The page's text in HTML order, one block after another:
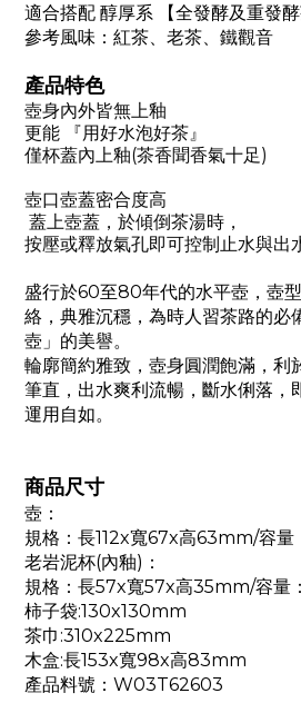
適合搭配 醇厚系 【全發酵及重發酵
參考風味：紅茶、老茶、鐵觀音
產品特色
壺身內外皆無上釉
更能 『用好水泡好茶』
僅杯蓋內上釉(茶香聞香氣十足)
壺口壺蓋密合度高
蓋上壺蓋，於傾倒茶湯時，
按壓或釋放氣孔即可控制止水與出
盛行於60至80年代的水平壺，壺
絡，典雅沉穩，為時人習茶路的必
壺」的美譽。
輪廓簡約雅致，壺身圓潤飽滿，利
筆直，出水爽利流暢，斷水俐落，
運用自如。
商品尺寸
壺：
規格：長112x寬67x高63mm/容
老岩泥杯(內釉)：
規格：長57x寬57x高35mm/容量
柿子袋:130x130mm
茶巾:310x225mm
木盒:長153x寬98x高83mm
產品料號：W03T62603